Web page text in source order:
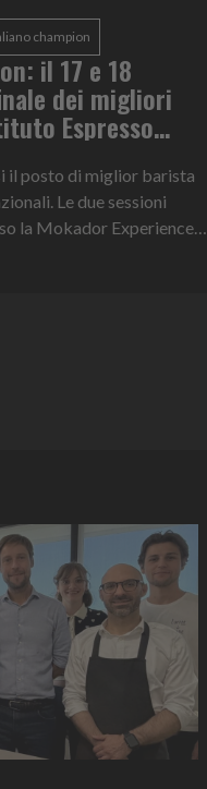
champion
il 17 e 18
dei migliori
Espresso
il posto di miglior barista
Le due sessioni
la Mokador Experience